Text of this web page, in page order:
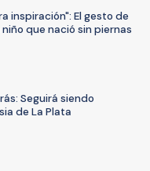
inspiración": El gesto de
que nació sin piernas
Seguirá siendo
de La Plata